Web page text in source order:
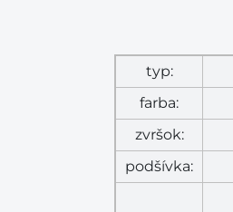
typ:
farba:
zvršok:
podšívka: